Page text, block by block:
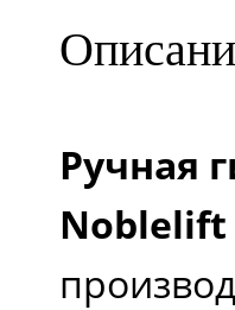
Ручная
Noblelift